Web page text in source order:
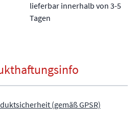
lieferbar innerhalb von 3-5
Tagen
(gemäß GPSR)